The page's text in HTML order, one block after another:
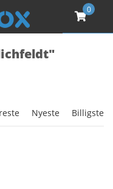
0
Nyeste Billigste